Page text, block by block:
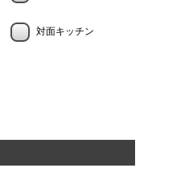
対面キッチン